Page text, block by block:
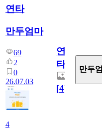
연타
만두엄마
69
2
0
26.07.03
4
연
타
[4]
만두